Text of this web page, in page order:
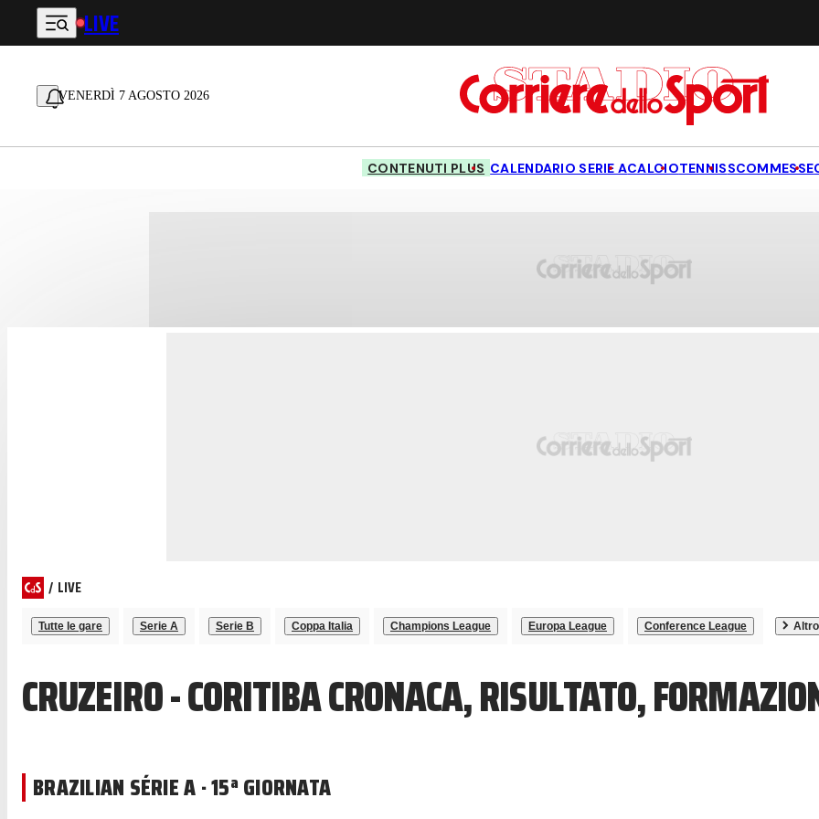
Vai al contenuto principale
LIVE
VENERDÌ 7 AGOSTO 2026
CONTENUTI PLUS CALENDARIO SERIE ACALCIOTENNISSCOMMESSE
/ LIVE
Tutte le gare Serie A Serie B Coppa Italia Champions League Europa League Conference League Altro
CRUZEIRO - CORITIBA CRONACA, RISULTATO,
BRAZILIAN SÉRIE A · 15ª GIORNATA